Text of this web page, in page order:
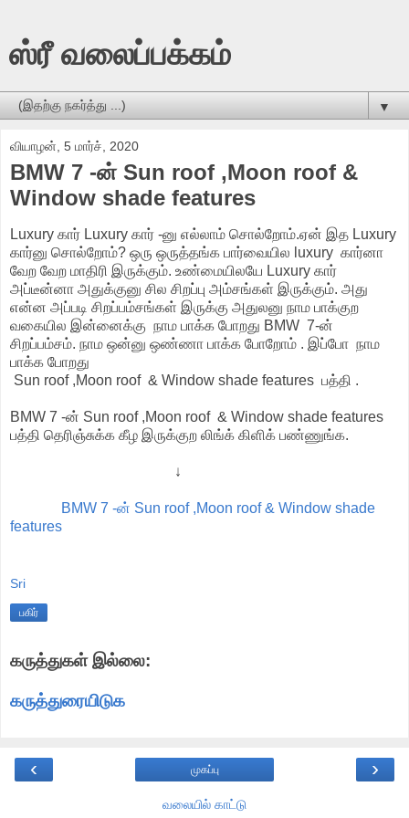
ஸ்ரீ வலைப்பக்கம்
▼
வியாழன், 5 மார்ச், 2020
BMW 7 -ன் Sun roof ,Moon roof &
Window shade features
Luxury கார் Luxury கார் -னு எல்லாம் சொல்றோம்.ஏன் இத Luxury
கார்னு சொல்றோம்? ஒரு ஒருத்தங்க பார்வையில luxury கார்னா
வேற வேற மாதிரி இருக்கும். உண்மையிலயே Luxury கார்
அப்டீன்னா அதுக்குனு சில சிறப்பு அம்சங்கள் இருக்கும். அது
என்ன அப்படி சிறப்பம்சங்கள் இருக்கு அதுலனு நாம பாக்குற
வகையில இன்னைக்கு நாம பாக்க போறது BMW 7-ன்
சிறப்பம்சம். நாம ஒன்னு ஒண்ணா பாக்க போறோம் . இப்போ நாம
பாக்க போறது
Sun roof ,Moon roof & Window shade features பத்தி .
BMW 7 -ன் Sun roof ,Moon roof & Window shade features
பத்தி தெரிஞ்சுக்க கீழ இருக்குற லிங்க் கிளிக் பண்ணுங்க.
↓
BMW 7 -ன் Sun roof ,Moon roof & Window shade
features
Sri
பகிர்
கருத்துகள் இல்லை:
கருத்துரையிடுக
‹ ›
முகப்பு
வலையில் காட்டு